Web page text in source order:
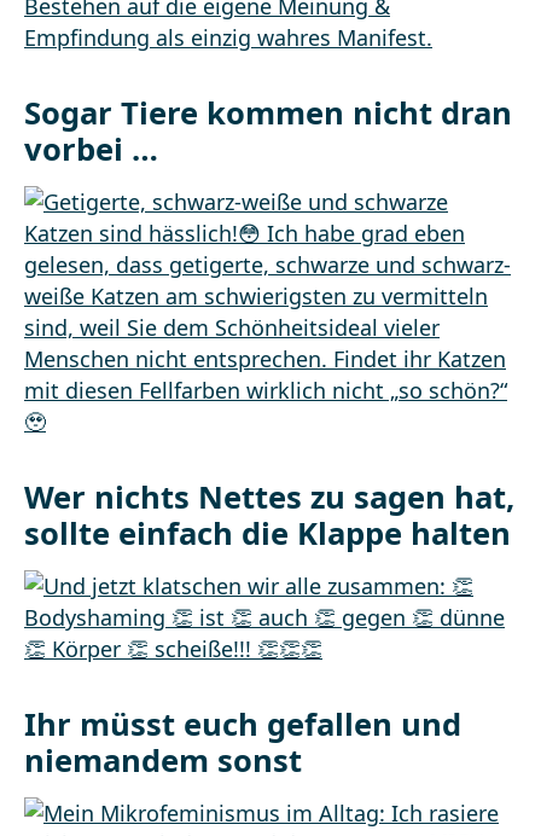
Sogar Tiere kommen nicht dran
vorbei …
Wer nichts Nettes zu sagen hat,
sollte einfach die Klappe halten
Ihr müsst euch gefallen und
niemandem sonst